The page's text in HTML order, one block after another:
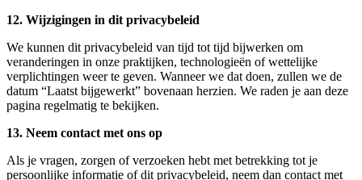
12. Wijzigingen in dit privacybeleid
We kunnen dit privacybeleid van tijd tot tijd bijwerken om
veranderingen in onze praktijken, technologieën of wettelijke
verplichtingen weer te geven. Wanneer we dat doen, zullen we de
datum “Laatst bijgewerkt” bovenaan herzien. We raden je aan deze
pagina regelmatig te bekijken.
13. Neem contact met ons op
Als je vragen, zorgen of verzoeken hebt met betrekking tot je
persoonlijke informatie of dit privacybeleid, neem dan contact met